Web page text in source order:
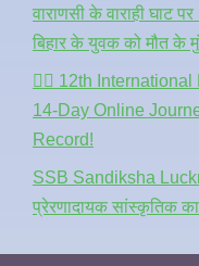
वाराणसी के वाराही घाट
बिहार के युवक को मौत के
🧘‍♂️ 12th
14-Day Online
Record!
SSB Sandiksha
प्रेरणादायक सांस्कृतिक